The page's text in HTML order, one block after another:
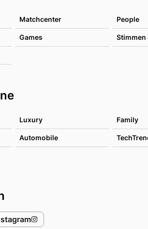
Matchcenter People
Games Stimmen
Luxury Family
Automobile